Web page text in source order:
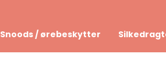
Snoods / ørebeskytter